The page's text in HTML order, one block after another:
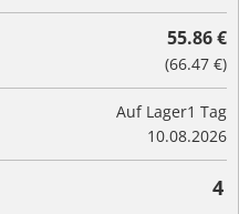
55.86 €
(66.47 €)
Auf Lager1 Tag
10.08.2026
4